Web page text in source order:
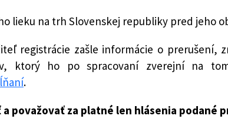
lieku na trh Slovenskej republiky pred jeho
registrácie zašle informácie o prerušení,
ktorý ho po spracovaní zverejní na
.
a považovať za platné len hlásenia